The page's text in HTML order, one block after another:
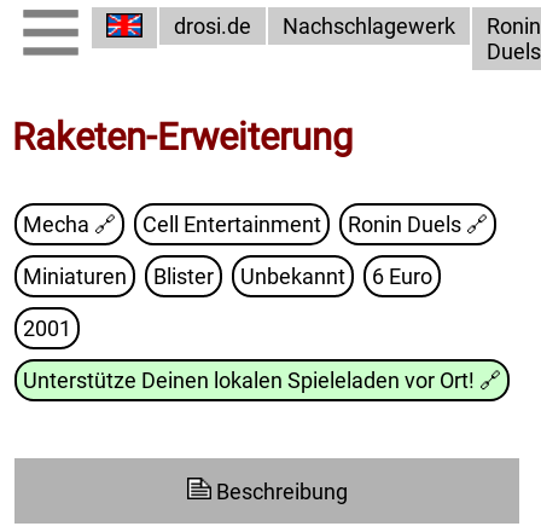
drosi.de Nachschlagewerk
Ronin
Duels
Raketen-Erweiterung
Mecha 🔗 Cell Entertainment Ronin Duels 🔗
Miniaturen Blister Unbekannt 6 Euro
2001
Unterstütze Deinen lokalen Spieleladen vor Ort! 🔗
Beschreibung